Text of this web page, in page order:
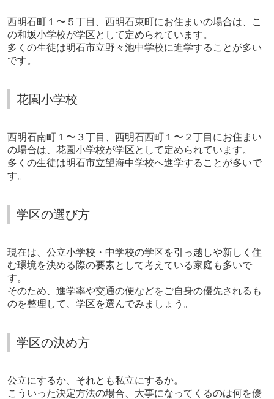
西明石町１〜５丁目、西明石東町にお住まいの場合は、こ
の和坂小学校が学区として定められています。
多くの生徒は明石市立野々池中学校に進学することが多い
です。
花園小学校
西明石南町１〜３丁目、西明石西町１〜２丁目にお住まい
の場合は、花園小学校が学区として定められています。
多くの生徒は明石市立望海中学校へ進学することが多いで
す。
学区の選び方
現在は、公立小学校・中学校の学区を引っ越しや新しく住
む環境を決める際の要素として考えている家庭も多いで
す。
そのため、進学率や交通の便などをご自身の優先されるも
のを整理して、学区を選んでみましょう。
学区の決め方
公立にするか、それとも私立にするか。
こういった決定方法の場合、大事になってくるのは何を優